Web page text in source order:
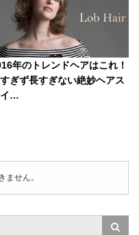
年のトレンドヘアはこれ！
ぎず長すぎない絶妙ヘアス
イ…
ません。